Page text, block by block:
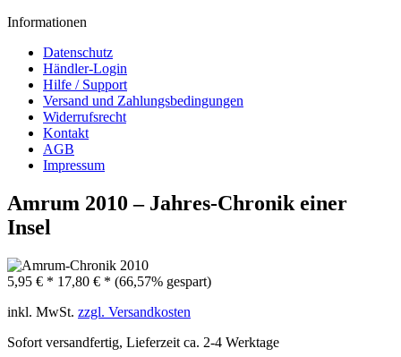
Informationen
Datenschutz
Händler-Login
Hilfe / Support
Versand und Zahlungsbedingungen
Widerrufsrecht
Kontakt
AGB
Impressum
Amrum 2010 – Jahres-Chronik einer
Insel
5,95 € * 17,80 € * (66,57% gespart)
inkl. MwSt. zzgl. Versandkosten
Sofort versandfertig, Lieferzeit ca. 2-4 Werktage